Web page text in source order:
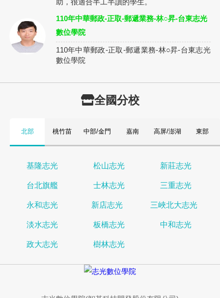
助，很適合半工半讀的學生。
110年中華郵政-正取-郵遞業務-林○昇-台東志光
數位學院
110年中華郵政-正取-郵遞業務-林○昇-台東志光
數位學院
全國分校
北部 桃竹苗 中部/金門 嘉南 高屏/澎湖 東部
基隆志光 松山志光 新莊志光
台北旗艦 士林志光 三重志光
永和志光 新店志光 三峽北大志光
淡水志光 板橋志光 中和志光
政大志光 樹林志光